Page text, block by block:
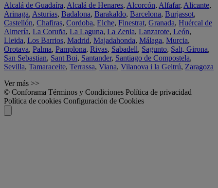
Alcalá de Guadaíra, Alcalá de Henares, Alcorcón, Alfafar, Alicante,
Arinaga, Asturias, Badalona, Barakaldo, Barcelona, Burjassot,
Castellón, Chafiras, Cordoba, Elche, Finestrat, Granada, Huércal de
Almería, La Coruña, La Laguna, La Zenia, Lanzarote, León,
Lleida, Los Barrios, Madrid, Majadahonda, Málaga, Murcia,
Orotava, Palma, Pamplona, Rivas, Sabadell, Sagunto, Salt, Girona,
San Sebastian, Sant Boi, Santander, Santiago de Compostela,
Sevilla, Tamaraceite, Terrassa, Viana, Vilanova i la Geltrú, Zaragoza
Ver más >>
© Conforama Términos y Condiciones Política de privacidad
Política de cookies Configuración de Cookies